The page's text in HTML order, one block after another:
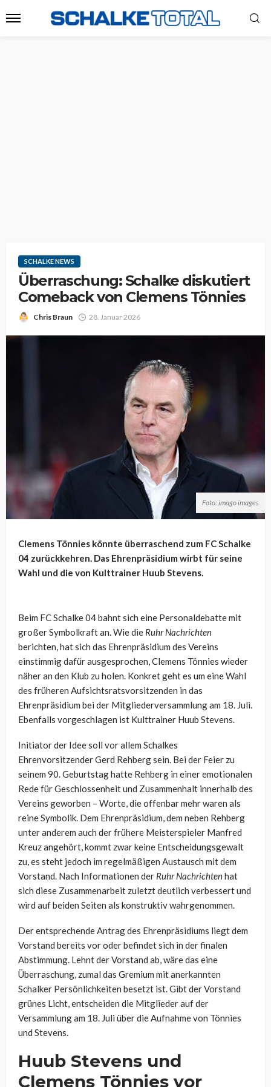
SCHALKE NEWS
Überraschung: Schalke diskutiert
Comeback von Clemens Tönnies
Chris Braun 28. Januar 2026
Foto: imago images
Clemens Tönnies könnte überraschend zum FC Schalke
04 zurückkehren. Das Ehrenpräsidium wirbt für seine
Wahl und die von Kulttrainer Huub Stevens.
Beim FC Schalke 04 bahnt sich eine Personaldebatte mit
großer Symbolkraft an. Wie die Ruhr Nachrichten
berichten, hat sich das Ehrenpräsidium des Vereins
einstimmig dafür ausgesprochen, Clemens Tönnies wieder
näher an den Klub zu holen. Konkret geht es um eine Wahl
des früheren Aufsichtsratsvorsitzenden in das
Ehrenpräsidium bei der Mitgliederversammlung am 18. Juli.
Ebenfalls vorgeschlagen ist Kulttrainer Huub Stevens.
Initiator der Idee soll vor allem Schalkes
Ehrenvorsitzender Gerd Rehberg sein. Bei der Feier zu
seinem 90. Geburtstag hatte Rehberg in einer emotionalen
Rede für Geschlossenheit und Zusammenhalt innerhalb des
Vereins geworben – Worte, die offenbar mehr waren als
reine Symbolik. Dem Ehrenpräsidium, dem neben Rehberg
unter anderem auch der frühere Meisterspieler Manfred
Kreuz angehört, kommt zwar keine Entscheidungsgewalt
zu, es steht jedoch im regelmäßigen Austausch mit dem
Vorstand. Nach Informationen der Ruhr Nachrichtenhat
sich diese Zusammenarbeit zuletzt deutlich verbessert und
wird auf beiden Seiten als konstruktiv wahrgenommen.
Der entsprechende Antrag des Ehrenpräsidiums liegt dem
Vorstand bereits vor oder befindet sich in der finalen
Abstimmung. Lehnt der Vorstand ab, wäre das eine
Überraschung, zumal das Gremium mit anerkannten
Schalker Persönlichkeiten besetzt ist. Gibt der Vorstand
grünes Licht, entscheiden die Mitglieder auf der
Versammlung am 18. Juli über die Aufnahme von Tönnies
und Stevens.
Huub Stevens und
Clemens Tönnies vor